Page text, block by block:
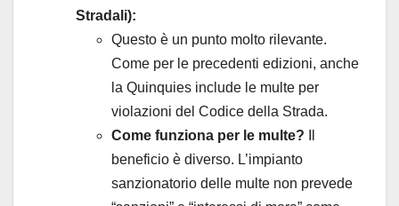
Stradali):
Questo è un punto molto rilevante.
Come per le precedenti edizioni, anche
la Quinquies include le multe per
violazioni del Codice della Strada.
Come funziona per le multe?
beneficio è diverso. L’impianto
sanzionatorio delle multe non prevede